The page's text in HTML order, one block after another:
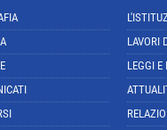
LAVORI
LEGGI E